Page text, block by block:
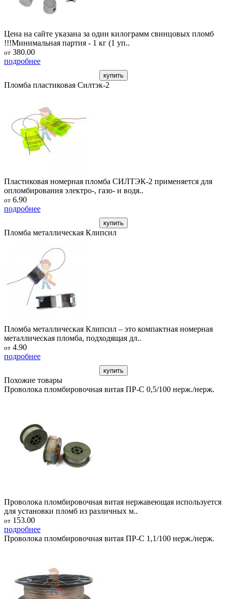
Цена на сайте указана за один килограмм свинцовых пломб
!!!Минимальная партия - 1 кг (1 уп..
от 380.00
подробнее
купить
Пломба пластиковая Силтэк-2
Пластиковая номерная пломба СИЛТЭК-2 применяется для
опломбирования электро-, газо- и водя..
от 6.90
подробнее
купить
Пломба металлическая Клипсил
Пломба металлическая Клипсил – это компактная номерная
металлическая пломба, подходящая дл..
от 4.90
подробнее
купить
Похожие товары
Проволока пломбировочная витая ПР-С 0,5/100 нерж./нерж.
Проволока пломбировочная витая нержавеющая используется
для установки пломб из различных м..
от 153.00
подробнее
Проволока пломбировочная витая ПР-С 1,1/100 нерж./нерж.